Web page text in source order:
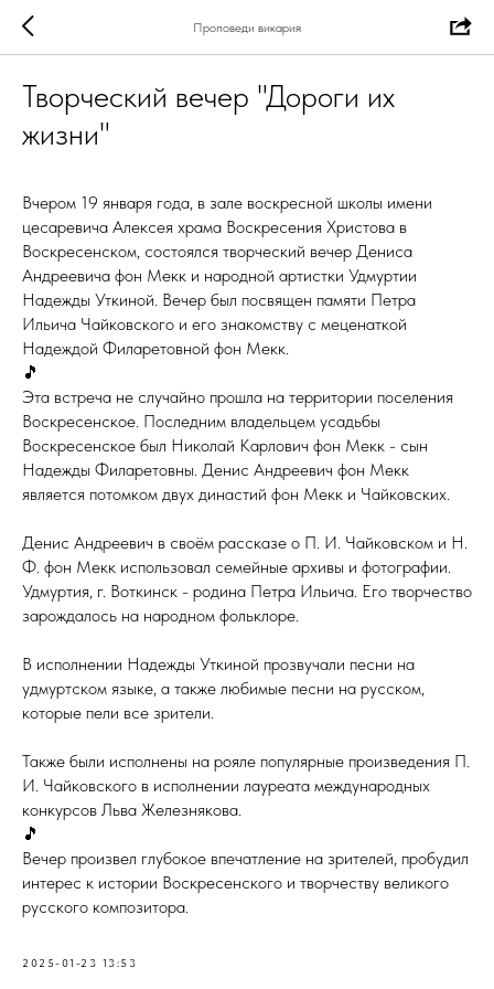
Проповеди викария
Творческий вечер "Дороги их
жизни"
Вчером 19 января года, в зале воскресной школы имени
цесаревича Алексея храма Воскресения Христова в
Воскресенском, состоялся творческий вечер Дениса
Андреевича фон Мекк и народной артистки Удмуртии
Надежды Уткиной. Вечер был посвящен памяти Петра
Ильича Чайковского и его знакомству с меценаткой
Надеждой Филаретовной фон Мекк.
🎵
Эта встреча не случайно прошла на территории поселения
Воскресенское. Последним владельцем усадьбы
Воскресенское был Николай Карлович фон Мекк - сын
Надежды Филаретовны. Денис Андреевич фон Мекк
является потомком двух династий фон Мекк и Чайковских.
Денис Андреевич в своём рассказе о П. И. Чайковском и Н.
Ф. фон Мекк использовал семейные архивы и фотографии.
Удмуртия, г. Воткинск - родина Петра Ильича. Его творчество
зарождалось на народном фольклоре.
В исполнении Надежды Уткиной прозвучали песни на
удмуртском языке, а также любимые песни на русском,
которые пели все зрители.
Также были исполнены на рояле популярные произведения П.
И. Чайковского в исполнении лауреата международных
конкурсов Льва Железнякова.
🎵
Вечер произвел глубокое впечатление на зрителей, пробудил
интерес к истории Воскресенского и творчеству великого
русского композитора.
2025-01-23 13:53